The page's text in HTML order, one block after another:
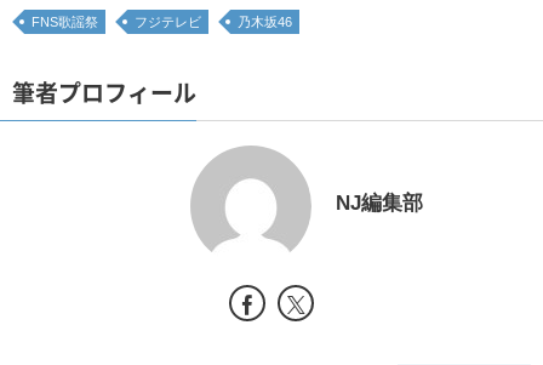
FNS歌謡祭 フジテレビ 乃木坂46
筆者プロフィール
NJ編集部